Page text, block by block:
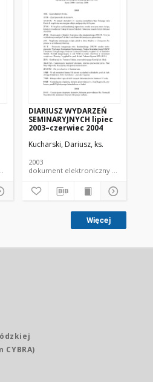
elektroniczny czasopismo
DIARIUSZ WYDARZEŃ
SEMINARYJNYCH lipiec
2003–czerwiec 2004
Kucharski, Dariusz, ks.
2003
dokument elektroniczny czasopismo
Więcej